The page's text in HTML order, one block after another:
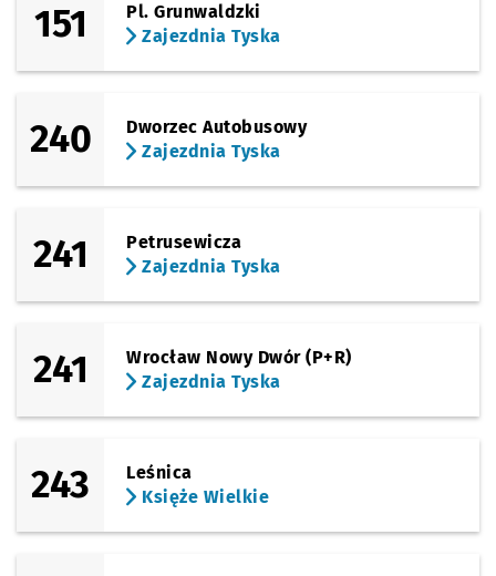
151
Pl. Grunwaldzki
Zajezdnia Tyska
240
Dworzec Autobusowy
Zajezdnia Tyska
241
Petrusewicza
Zajezdnia Tyska
241
Wrocław Nowy Dwór (P+R)
Zajezdnia Tyska
243
Leśnica
Księże Wielkie